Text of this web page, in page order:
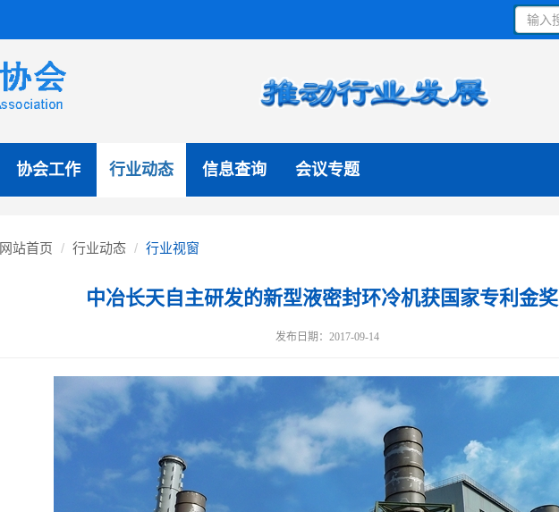
协会工作 行业动态 信息查询 会议专题
网站首页 行业动态 行业视窗
中冶长天自主研发的新型液密封环冷机获国家专利金奖
发布日期：2017-09-14